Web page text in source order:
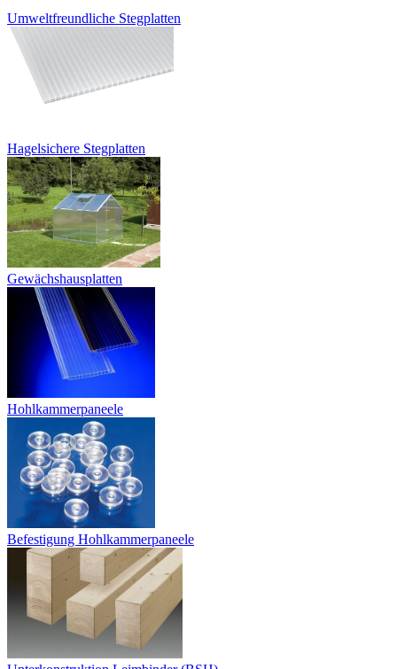
Umweltfreundliche Stegplatten
Hagelsichere Stegplatten
Gewächshausplatten
Hohlkammerpaneele
Befestigung Hohlkammerpaneele